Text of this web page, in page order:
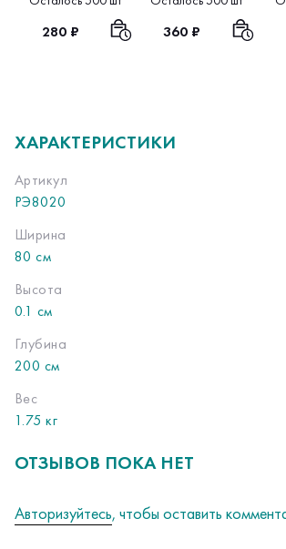
голубой 10 шт в
280 ₽
10 шт в упаковке
360 ₽
ХАРАКТЕРИСТИКИ
Артикул
РЭ8020
Ширина
80 см
Высота
0.1 см
Глубина
200 см
Вес
1.75 кг
ОТЗЫВОВ ПОКА НЕТ
Авторизуйтесь, чтобы оставить